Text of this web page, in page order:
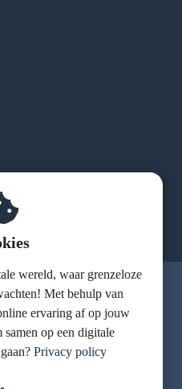
wereld, waar grenzeloze
Met behulp van
ervaring af op jouw
op een digitale
Privacy policy